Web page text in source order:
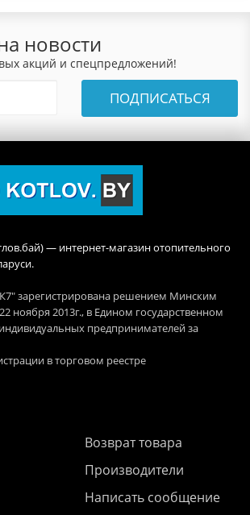
новости
акций и спецпредложений!
ПОДПИСАТЬСЯ
— интернет-магазин отопительного
зарегистрирована решением Минским
ноября 2013г., в Едином государственном
предпринимателей за
в торговом реестре
Возврат товара
Производители
Написать сообщение